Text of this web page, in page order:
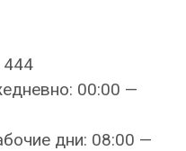
444
00:00 —
дни: 08:00 —